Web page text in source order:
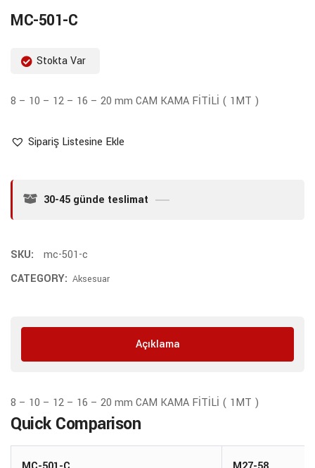
MC-501-C
Stokta Var
8 – 10 – 12 – 16 – 20 mm CAM KAMA FİTİLİ ( 1MT )
Sipariş Listesine Ekle
30-45 günde teslimat
SKU:
mc-501-c
CATEGORY: Aksesuar
Açıklama
8 – 10 – 12 – 16 – 20 mm CAM KAMA FİTİLİ ( 1MT )
Quick Comparison